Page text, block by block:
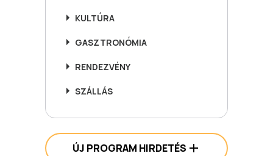
KULTÚRA
GASZTRONÓMIA
RENDEZVÉNY
SZÁLLÁS
ÚJ PROGRAM HIRDETÉS